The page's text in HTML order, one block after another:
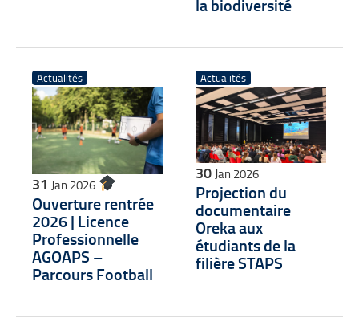
la biodiversité
Actualités
31 Jan 2026
Ouverture rentrée
2026 | Licence
Professionnelle
AGOAPS –
Parcours Football
Actualités
30 Jan 2026
Projection du
documentaire
Oreka aux
étudiants de la
filière STAPS